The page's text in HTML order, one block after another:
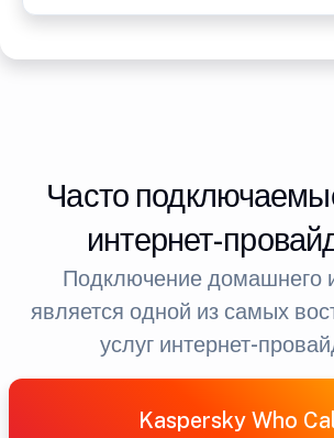
Часто
интернет-
Подключение домашнего
является одной из самых
услуг интернет-
Kaspersky Who